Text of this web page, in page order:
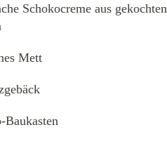
Schokocreme aus gekochten
Mett
Baukasten